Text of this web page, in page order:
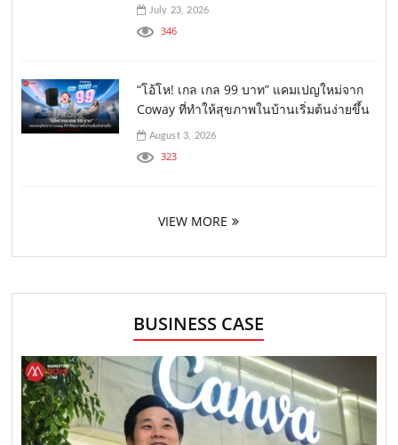
July 23, 2026
346
“โอ้โห! เกล เกล 99 บาท” แคมเปญใหม่จาก
Coway ที่ทำให้สุขภาพในบ้านเริ่มต้นง่ายขึ้น
August 3, 2026
323
VIEW MORE
BUSINESS CASE